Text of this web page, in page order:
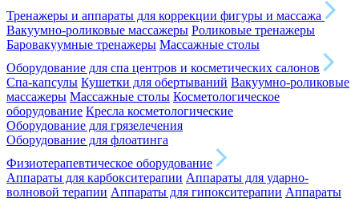
Тренажеры и аппараты для коррекции фигуры и массажа
Вакуумно-роликовые массажеры Роликовые тренажеры
Баровакуумные тренажеры Массажные столы
Оборудование для спа центров и косметических салонов
Спа-капсулы Кушетки для обертываний Вакуумно-роликовые
массажеры Массажные столы Косметологическое
оборудование Кресла косметологические
Оборудование для грязелечения
Оборудование для флоатинга
Физиотерапевтическое оборудование
Аппараты для карбокситерапии Аппараты для ударно-
волновой терапии Аппараты для гипокситерапии Аппараты